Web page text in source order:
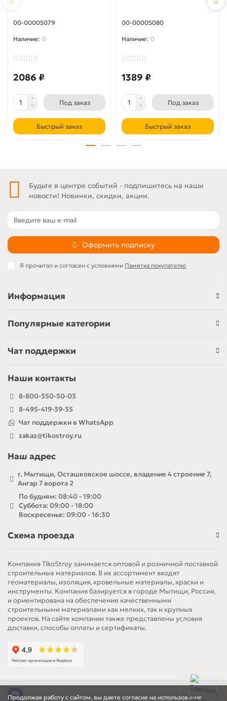
00-00005079
0
2086 ₽
Под заказ
Быстрый заказ
00-00005080
0
1389 ₽
Под заказ
Быстрый заказ
Продолжая работу с сайтом, вы даете согласие на использование
Будьте в центре событий - подпишитесь на наши
новости! Новинки, скидки, акции.
Оформить подписку
Я прочитал и согласен с условиями Памятка покупателю
Информация
Популярные категории
Чат поддержки
Наши контакты
8-800-350-50-03
8-495-419-39-35
Чат поддержки в WhatsApp
zakaz@tikostroy.ru
Наш адрес
г. Мытищи, Осташковское шоссе, владение 4 строение 7,
Ангар 7 ворота 2
По будням: 08:40 - 19:00
Суббота: 09:00 - 18:00
Воскресенье: 09:00 - 16:30
Схема проезда
Компания TikoStroy занимается оптовой и розничной поставкой
строительных материалов. В их ассортимент входят
геоматериалы, изоляция, кровельные материалы, краски и
инструменты. Компания базируется в городе Мытищи, Россия,
и ориентирована на обеспечение качественными
строительными материалами как мелких, так и крупных
проектов. На сайте компании также представлены условия
доставки, способы оплаты и сертификаты.